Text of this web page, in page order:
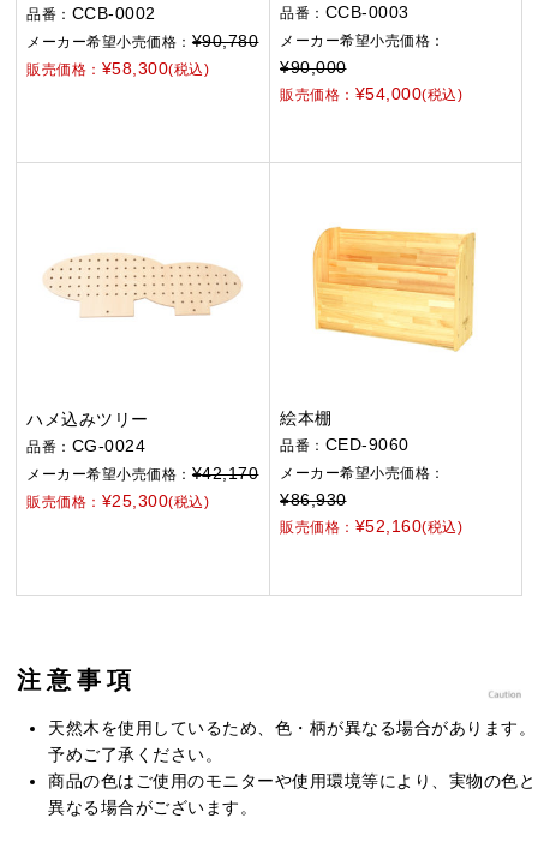
品番： CCB-0002
メーカー希望小売価格： ¥90,780
販売価格： ¥58,300(税込)
品番： CCB-0003
メーカー希望小売価格：
¥90,000
販売価格： ¥54,000(税込)
ハメ込みツリー
品番： CG-0024
メーカー希望小売価格： ¥42,170
販売価格： ¥25,300(税込)
絵本棚
品番： CED-9060
メーカー希望小売価格：
¥86,930
販売価格： ¥52,160(税込)
注意事項
天然木を使用しているため、色・柄が異なる場合があります。
予めご了承ください。
商品の色はご使用のモニターや使用環境等により、実物の色と
異なる場合がございます。